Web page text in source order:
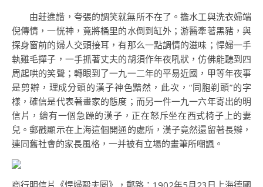
由莊進諧，夸張的調笑就無所不在了。擔水工與洗衣婦端
倪傳情，一恍神，竟將桶里的水倒到缸外；游醫牽著黑豬，與
探身窗前的婦人交頭接耳，有那么一點調情的滋味；悍婦一手
執雞毛撣子，一手抓著丈夫的胡須作年夜吼狀，仿佛能聽到四
周起哄的笑聲；轉眼到了一九一二年的平易近國，甲等年夜事
是剪辮，理成分頭的漢子神色黯然，此次，“同胞剃頭”的字
樣，確信是代表著畫家的態度；而另一件一九一六年寄出的明
信片，繪有一個急躁的漢子，正在怒斥坐在西式椅子上的妻
兒。郵戳顯示在上海這個開通的處所，漢子竟然還留著長辮，
連同舊社會的家長風格，一并被有立場的畫筆所嘲諷。
商行明信片《悍婦毆夫圖》，郵路：1902年5月23日上海德國